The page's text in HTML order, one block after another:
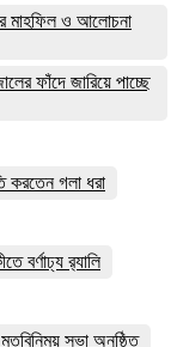
মাহফিল ও আলোচনা
ফাঁদে জারিয়ে পাচ্ছে
করতেন গলা ধরা
বর্ণাঢ্য র‌্যালি
সভা অনুষ্ঠিত